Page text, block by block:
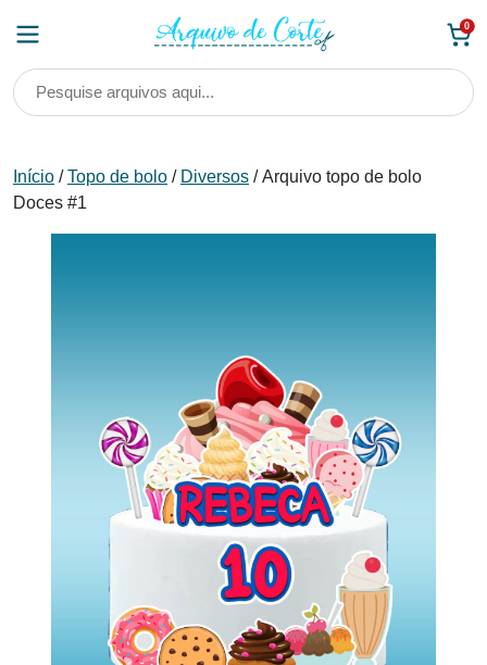
0
Início /Topo de bolo / Diversos / Arquivo topo de bolo
Doces #1